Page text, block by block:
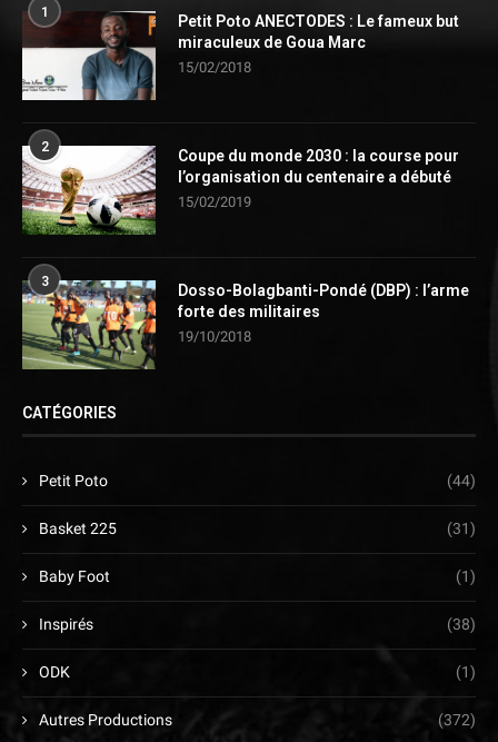
1
Petit Poto ANECTODES : Le fameux but
miraculeux de Goua Marc
15/02/2018
2
Coupe du monde 2030 : la course pour
l’organisation du centenaire a débuté
15/02/2019
3
Dosso-Bolagbanti-Pondé (DBP) : l’arme
forte des militaires
19/10/2018
CATÉGORIES
Petit Poto (44)
Basket 225 (31)
Baby Foot (1)
Inspirés (38)
ODK (1)
Autres Productions (372)